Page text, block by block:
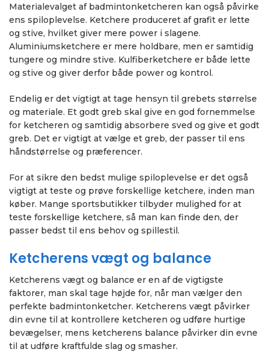
Materialevalget af badmintonketcheren kan også påvirke
ens spiloplevelse. Ketchere produceret af grafit er lette
og stive, hvilket giver mere power i slagene.
Aluminiumsketchere er mere holdbare, men er samtidig
tungere og mindre stive. Kulfiberketchere er både lette
og stive og giver derfor både power og kontrol.
Endelig er det vigtigt at tage hensyn til grebets størrelse
og materiale. Et godt greb skal give en god fornemmelse
for ketcheren og samtidig absorbere sved og give et godt
greb. Det er vigtigt at vælge et greb, der passer til ens
håndstørrelse og præferencer.
For at sikre den bedst mulige spiloplevelse er det også
vigtigt at teste og prøve forskellige ketchere, inden man
køber. Mange sportsbutikker tilbyder mulighed for at
teste forskellige ketchere, så man kan finde den, der
passer bedst til ens behov og spillestil.
Ketcherens vægt og balance
Ketcherens vægt og balance er en af de vigtigste
faktorer, man skal tage højde for, når man vælger den
perfekte badmintonketcher. Ketcherens vægt påvirker
din evne til at kontrollere ketcheren og udføre hurtige
bevægelser, mens ketcherens balance påvirker din evne
til at udføre kraftfulde slag og smasher.